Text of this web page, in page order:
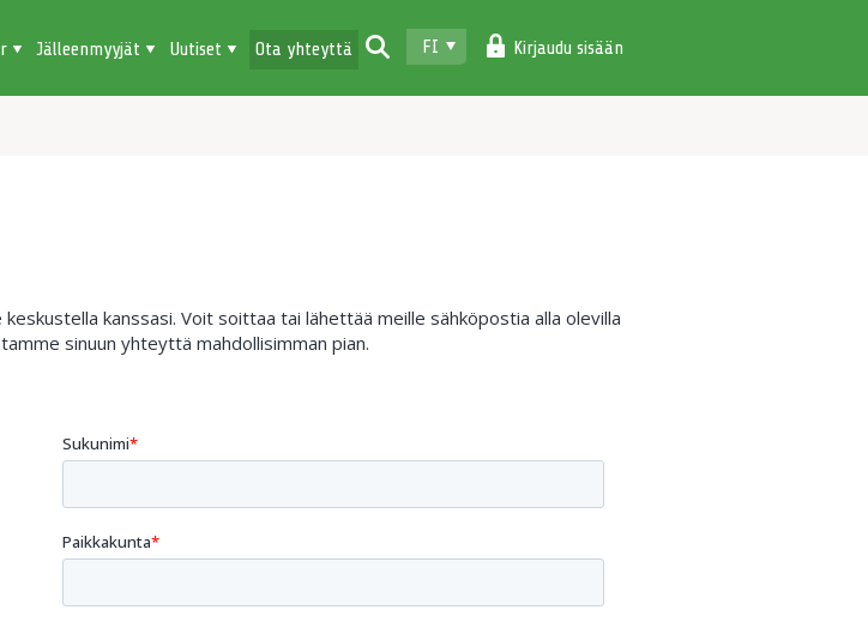
FI Kirjaudu sisään
Jälleenmyyjät Uutiset Ota yhteyttä
kanssasi. Voit soittaa tai lähettää meille sähköpostia alla olevilla
sinuun yhteyttä mahdollisimman pian.